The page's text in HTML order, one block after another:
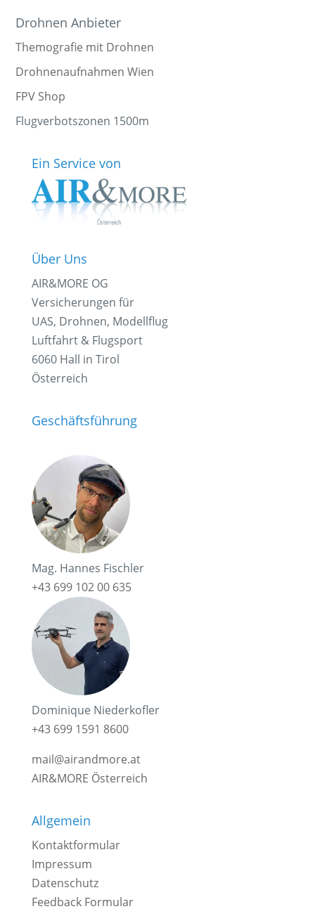
Drohnen Anbieter
Themografie mit Drohnen
Drohnenaufnahmen Wien
FPV Shop
Flugverbotszonen 1500m
Ein Service von
Über Uns
AIR&MORE OG
Versicherungen für
UAS, Drohnen, Modellflug
Luftfahrt & Flugsport
6060 Hall in Tirol
Österreich
Geschäftsführung
Mag. Hannes Fischler
+43 699 102 00 635
Dominique Niederkofler
+43 699 1591 8600
mail@airandmore.at
AIR&MORE Österreich
Allgemein
Kontaktformular
Impressum
Datenschutz
Feedback Formular